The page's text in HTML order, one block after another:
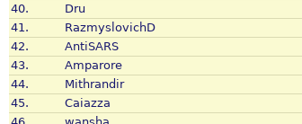
40.
Dru
41.
RazmyslovichD
42.
AntiSARS
43.
Amparore
44. Mithrandir
45. Caiazza